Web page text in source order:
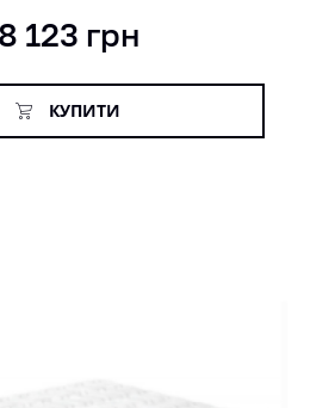
8 123 грн
КУПИТИ